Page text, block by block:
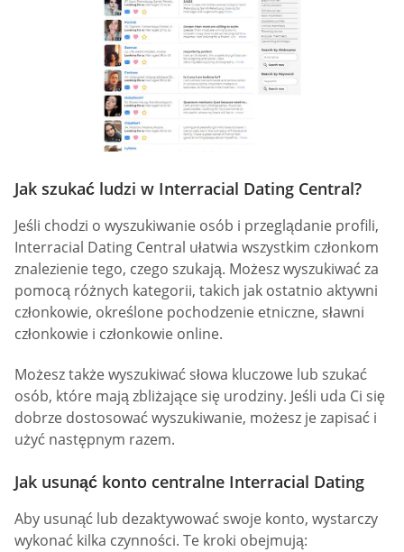
Jak szukać ludzi w Interracial Dating Central?
Jeśli chodzi o wyszukiwanie osób i przeglądanie profili,
Interracial Dating Central ułatwia wszystkim członkom
znalezienie tego, czego szukają. Możesz wyszukiwać za
pomocą różnych kategorii, takich jak ostatnio aktywni
członkowie, określone pochodzenie etniczne, sławni
członkowie i członkowie online.
Możesz także wyszukiwać słowa kluczowe lub szukać
osób, które mają zbliżające się urodziny. Jeśli uda Ci się
dobrze dostosować wyszukiwanie, możesz je zapisać i
użyć następnym razem.
Jak usunąć konto centralne Interracial Dating
Aby usunąć lub dezaktywować swoje konto, wystarczy
wykonać kilka czynności. Te kroki obejmują: